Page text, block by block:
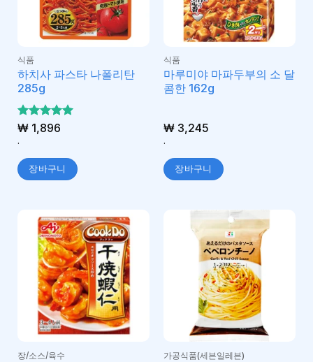
식품
하치사 파스타 나폴리탄
285g
5 중에서
로 평가
₩1,896
.
장바구니
식품
마루미야 마파두부의 소 달
콤한 162g
₩3,245
.
장바구니
장/소스/육수 가공식품(세븐일레븐)